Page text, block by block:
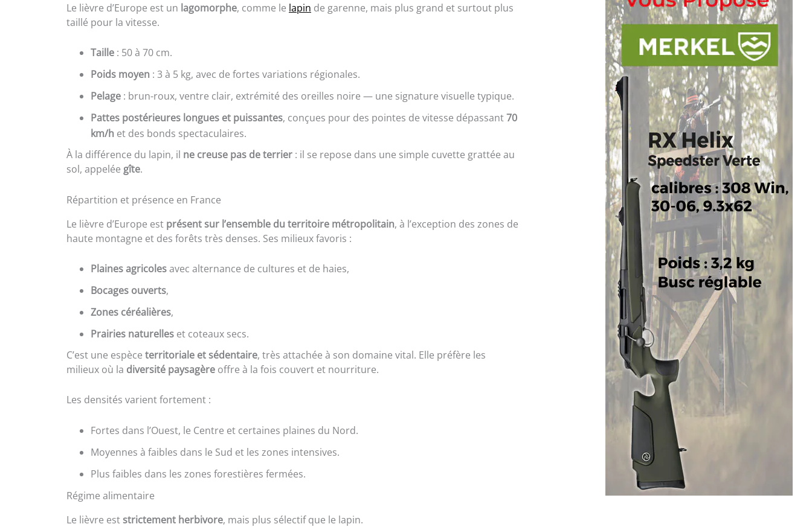
Le lièvre d’Europe est un lagomorphe, comme le lapin de garenne, mais plus grand et surtout plus
taillé pour la vitesse.
Taille : 50 à 70 cm.
Poids moyen : 3 à 5 kg, avec de fortes variations régionales.
Pelage : brun-roux, ventre clair, extrémité des oreilles noire — une signature visuelle typique.
Pattes postérieures longues et puissantes, conçues pour des pointes de vitesse dépassant70
km/h et des bonds spectaculaires.
À la différence du lapin, il ne creuse pas de terrier : il se repose dans une simple cuvette grattée au
sol, appelée gîte.
Répartition et présence en France
Le lièvre d’Europe est présent sur l’ensemble du territoire métropolitain, à l’exception des zones de
haute montagne et des forêts très denses. Ses milieux favoris :
Plaines agricolesavec alternance de cultures et de haies,
Bocages ouverts,
Zones céréalières,
Prairies naturelles et coteaux secs.
C’est une espèce territoriale et sédentaire, très attachée à son domaine vital. Elle préfère les
milieux où la diversité paysagère offre à la fois couvert et nourriture.
Les densités varient fortement :
Fortes dans l’Ouest, le Centre et certaines plaines du Nord.
Moyennes à faibles dans le Sud et les zones intensives.
Plus faibles dans les zones forestières fermées.
Régime alimentaire
Le lièvre eststrictement herbivore, mais plus sélectif que le lapin.